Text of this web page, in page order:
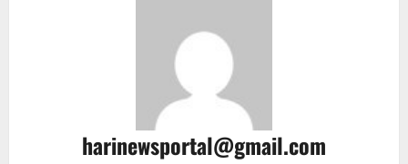
harinewsportal@gmail.com